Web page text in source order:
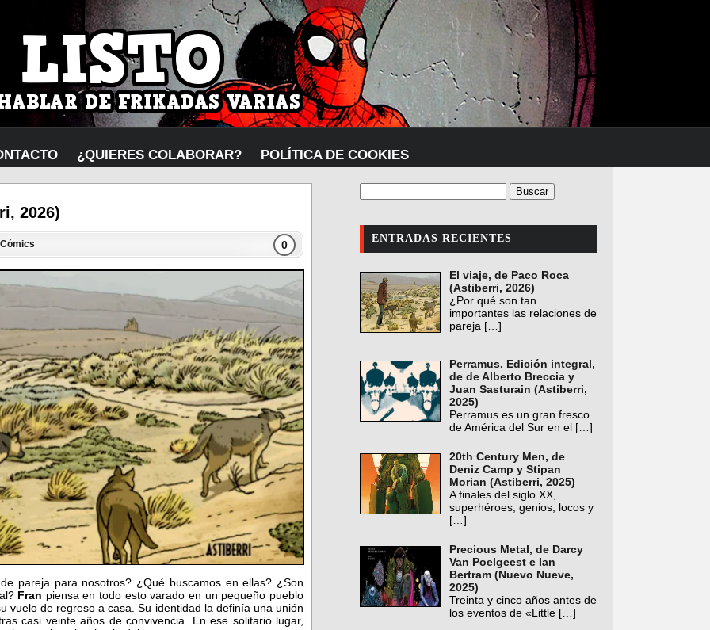
¿QUIERES COLABORAR? POLÍTICA DE COOKIES
2026)
Cómics 0
pareja para nosotros? ¿Qué buscamos en ellas? ¿Son
Fran piensa en todo esto varado en un pequeño pueblo
vuelo de regreso a casa. Su identidad la definía una unión
casi veinte años de convivencia. En ese solitario lugar,
ENTRADAS RECIENTES
El viaje, de Paco Roca
(Astiberri, 2026)
¿Por qué son tan
importantes las relaciones de
pareja […]
Perramus. Edición integral,
de de Alberto Breccia y
Juan Sasturain (Astiberri,
2025)
Perramus es un gran fresco
de América del Sur en el […]
20th Century Men, de
Deniz Camp y Stipan
Morian (Astiberri, 2025)
A finales del siglo XX,
superhéroes, genios, locos y
[…]
Precious Metal, de Darcy
Van Poelgeest e Ian
Bertram (Nuevo Nueve,
2025)
Treinta y cinco años antes de
los eventos de «Little […]